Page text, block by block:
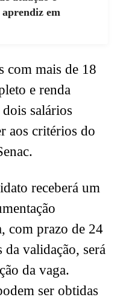
em
com mais de 18
e renda
salários
aos critérios do
receberá um
com prazo de 24
validação, será
da vaga.
ser obtidas